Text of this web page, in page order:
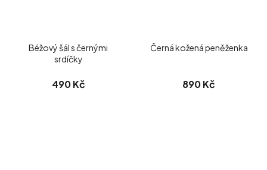
Béžový šál s černými
srdíčky
490 Kč
Černá kožená peněženka
890 Kč